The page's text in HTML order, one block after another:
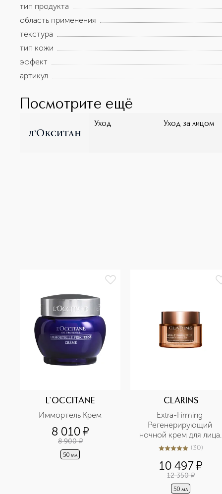
тип продукта
область применения
текстура
тип кожи
эффект
артикул
Посмотрите ещё
Уход Уход за лицом
L`OCCITANE
Иммортель Крем
8 010¤
8 900 ¤
50 мл
CLARINS
Extra-Firming
Регенерирующий
ночной крем для лица
для любого типа кожи
5из 530 (30)
10 497¤
12 350 ¤
50 мл